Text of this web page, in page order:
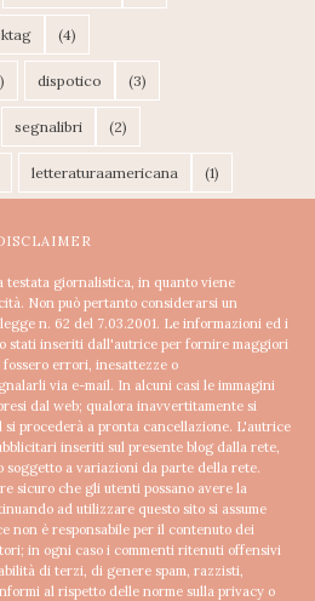
(4)
dispotico (3)
segnalibri (2)
letteraturaamericana (1)
testata giornalistica, in quanto viene
Non può pertanto considerarsi un
n. 62 del 7.03.2001. Le informazioni ed i
stati inseriti dall'autrice per fornire maggiori
errori, inesattezze o
via e-mail. In alcuni casi le immagini
dal web; qualora inavvertitamente si
procederà a pronta cancellazione. L'autrice
inseriti sul presente blog dalla rete,
a variazioni da parte della rete.
sicuro che gli utenti possano avere la
ad utilizzare questo sito si assume
non è responsabile per il contenuto dei
in ogni caso i commenti ritenuti offensivi
di terzi, di genere spam, razzisti,
al rispetto delle norme sulla privacy o